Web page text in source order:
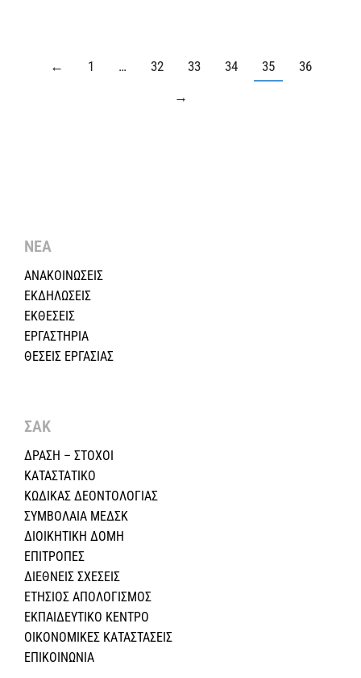
← 1 … 32 33 34 35
36
→
ΝΕΑ
ΑΝΑΚΟΙΝΩΣΕΙΣ
ΕΚΔΗΛΩΣΕΙΣ
ΕΚΘΕΣΕΙΣ
ΕΡΓΑΣΤΗΡΙΑ
ΘΕΣΕΙΣ ΕΡΓΑΣΙΑΣ
ΣΑΚ
ΔΡΑΣΗ – ΣΤΟΧΟΙ
ΚΑΤΑΣΤΑΤΙΚΟ
ΚΩΔΙΚΑΣ ΔΕΟΝΤΟΛΟΓΙΑΣ
ΣΥΜΒΟΛΑΙΑ ΜΕΔΣΚ
ΔΙΟΙΚΗΤΙΚΗ ΔΟΜΗ
ΕΠΙΤΡΟΠΕΣ
ΔΙΕΘΝΕΙΣ ΣΧΕΣEIΣ
ΕΤΗΣΙΟΣ ΑΠΟΛΟΓΙΣΜΟΣ
ΕΚΠΑΙΔΕΥΤΙΚΟ ΚΕΝΤΡΟ
ΟΙΚΟΝΟΜΙΚΕΣ ΚΑΤΑΣΤΑΣΕΙΣ
ΕΠΙΚΟΙΝΩΝΙΑ